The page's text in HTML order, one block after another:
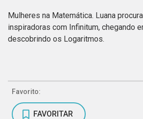
Mulheres na Matemática. Luana
inspiradoras com Infinitum, chegando
descobrindo os Logaritmos.
Favorito:
FAVORITAR